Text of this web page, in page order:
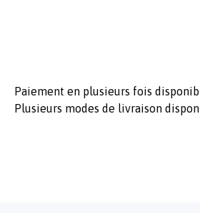
Paiement en plusieurs fois
Plusieurs modes de livraison